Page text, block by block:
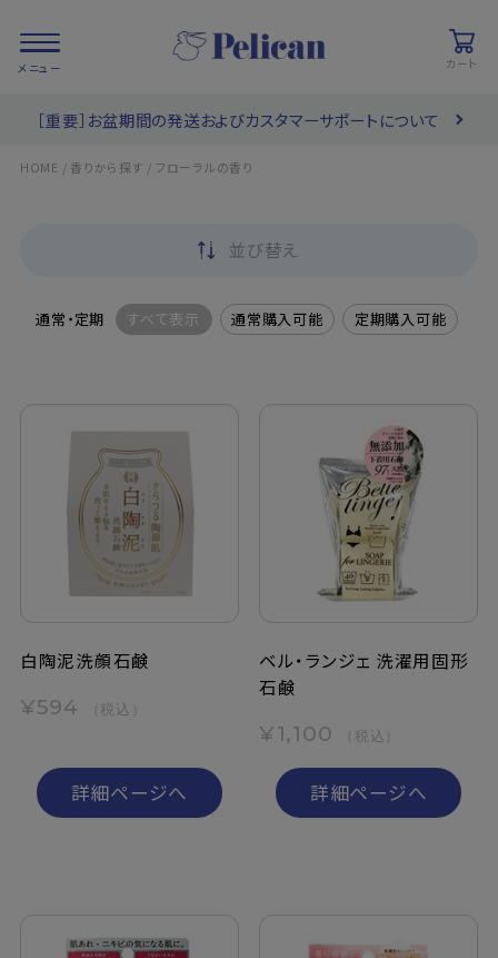
カート
PRODUCTS/ 商品を探す
定期購入
ペリカン石鹸について
よくあるご質問
［重要］お盆期間の発送およびカスタマーサポートについて
HOME / 香りから探す / フローラルの香り
並び替え
通常・定期 すべて表示 通常購入可能 定期購入可能
白陶泥洗顔石鹸
¥594 （税込）
詳細ページへ
ベル・ランジェ 洗濯用固形
石鹸
¥1,100 （税込）
詳細ページへ